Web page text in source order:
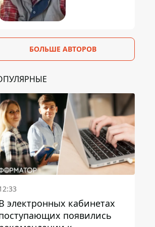
БОЛЬШЕ АВТОРОВ
электронных кабинетах
появились